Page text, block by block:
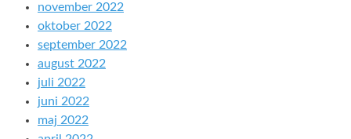
november 2022
oktober 2022
september 2022
august 2022
juli 2022
juni 2022
maj 2022